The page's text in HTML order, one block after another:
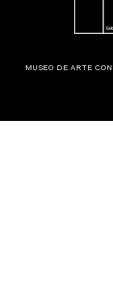
MUSEO DE ARTE